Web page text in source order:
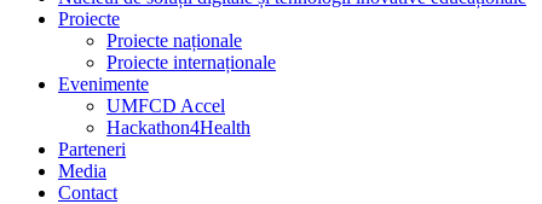
Proiecte
Proiecte naționale
Proiecte internaționale
Evenimente
UMFCD Accel
Hackathon4Health
Parteneri
Media
Contact